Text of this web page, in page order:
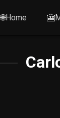
🌐Home